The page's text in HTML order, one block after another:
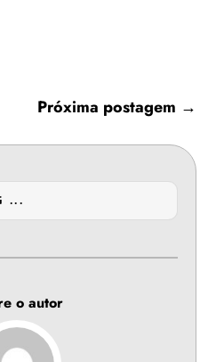
Próxima postagem →
o autor